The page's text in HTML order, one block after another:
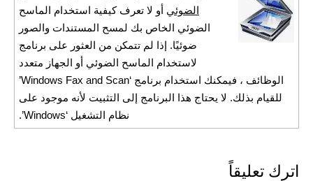
الضوئي أو لا تعرف كيفية استخدام الماسح
الضوئي الخاص بك لمسح المستندات والصور
ضوئيًا. إذا لم تتمكن من العثور على برنامج
لاستخدام الماسح الضوئي أو الجهاز متعدد
الوظائف ، فيمكنك استخدام برنامج ‘Windows Fax and Scan’
للقيام بذلك. لا يحتاج هذا البرنامج إلى التثبيت لأنه موجود على
نظام التشغيل ‘Windows’.
اترك تعليقاً